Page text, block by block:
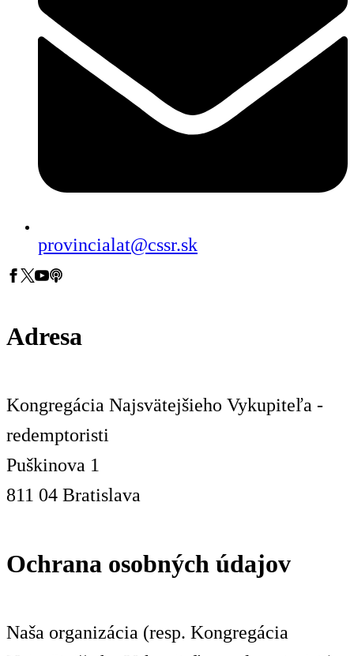
provincialat@cssr.sk
Adresa
Kongregácia Najsvätejšieho Vykupiteľa -
redemptoristi
Puškinova 1
811 04 Bratislava
Ochrana osobných údajov
Naša organizácia (resp. Kongregácia